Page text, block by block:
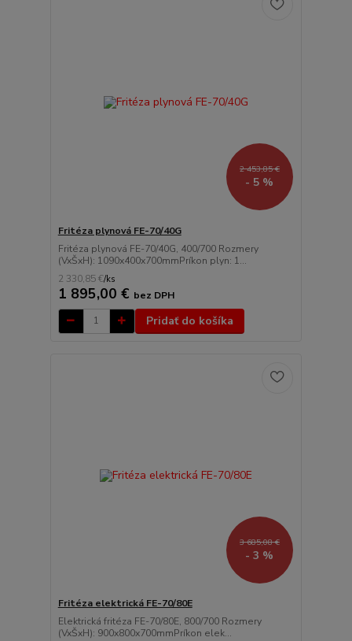
2 453,85 €
- 5 %
Fritéza plynová FE-70/40G
Fritéza plynová FE-70/40G, 400/700 Rozmery
(VxŠxH): 1090x400x700mmPríkon plyn: 1...
2 330,85 €/ks
1 895,00 € bez DPH
Pridať do košíka
3 685,08 €
- 3 %
Fritéza elektrická FE-70/80E
Elektrická fritéza FE-70/80E, 800/700 Rozmery
(VxŠxH): 900x800x700mmPríkon elek...